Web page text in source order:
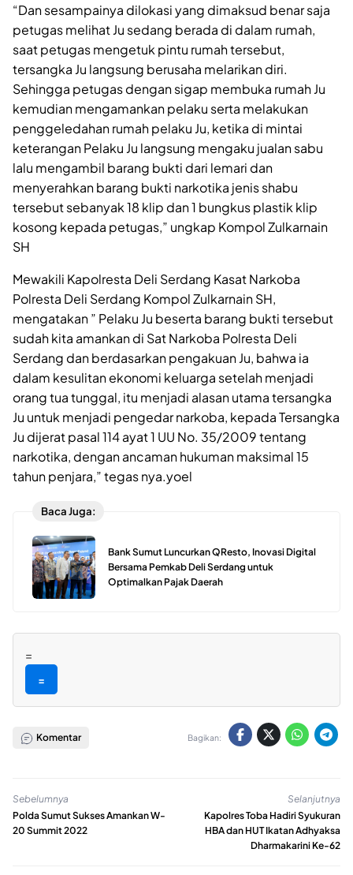
“Dan sesampainya dilokasi yang dimaksud benar saja
petugas melihat Ju sedang berada di dalam rumah,
saat petugas mengetuk pintu rumah tersebut,
tersangka Ju langsung berusaha melarikan diri.
Sehingga petugas dengan sigap membuka rumah Ju
kemudian mengamankan pelaku serta melakukan
penggeledahan rumah pelaku Ju, ketika di mintai
keterangan Pelaku Ju langsung mengaku jualan sabu
lalu mengambil barang bukti dari lemari dan
menyerahkan barang bukti narkotika jenis shabu
tersebut sebanyak 18 klip dan 1 bungkus plastik klip
kosong kepada petugas,” ungkap Kompol Zulkarnain
SH
Mewakili Kapolresta Deli Serdang Kasat Narkoba
Polresta Deli Serdang Kompol Zulkarnain SH,
mengatakan ” Pelaku Ju beserta barang bukti tersebut
sudah kita amankan di Sat Narkoba Polresta Deli
Serdang dan berdasarkan pengakuan Ju, bahwa ia
dalam kesulitan ekonomi keluarga setelah menjadi
orang tua tunggal, itu menjadi alasan utama tersangka
Ju untuk menjadi pengedar narkoba, kepada Tersangka
Ju dijerat pasal 114 ayat 1 UU No. 35/2009 tentang
narkotika, dengan ancaman hukuman maksimal 15
tahun penjara,” tegas nya.yoel
Baca Juga:
Bank Sumut Luncurkan QResto, Inovasi Digital
Bersama Pemkab Deli Serdang untuk
Optimalkan Pajak Daerah
=
=
Komentar Bagikan:
Sebelumnya
Polda Sumut Sukses Amankan W-
20 Summit 2022
Selanjutnya
Kapolres Toba Hadiri Syukuran
HBA dan HUT Ikatan Adhyaksa
Dharmakarini Ke-62